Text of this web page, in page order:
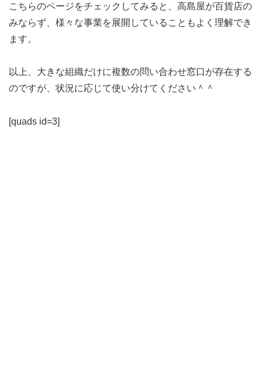
こちらのページをチェックしてみると、高島屋が百貨店の
みならず、様々な事業を展開していることもよく理解でき
ます。
以上、大きな組織だけに複数の問い合わせ窓口が存在する
のですが、状況に応じて使い分けてください＾＾
[quads id=3]